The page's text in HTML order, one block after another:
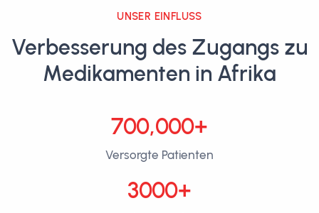
UNSER EINFLUSS
Verbesserung des Zugangs zu
Medikamenten in Afrika
700,000+
Versorgte Patienten
3000+